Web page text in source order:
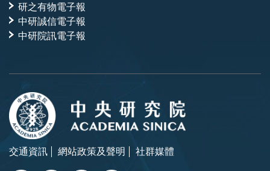
研之有物電子報
中研誠信電子報
中研院訊電子報
交通資訊 網站政策及聲明 社群媒體